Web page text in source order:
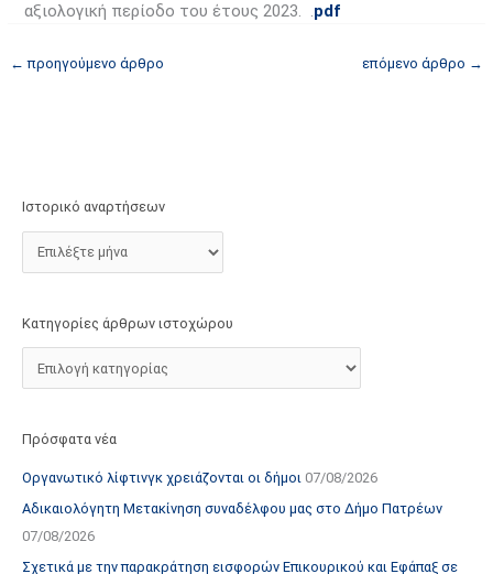
αξιολογική περίοδο του έτους 2023. .pdf
← προηγούμενο άρθρο επόμενο άρθρο →
Ιστορικό αναρτήσεων
ε
ν
Κατηγορίες άρθρων ιστοχώρου
ν
σ
ρ
ο
Πρόσφατα νέα
Οργανωτικό λίφτινγκ χρειάζονται οι δήμοι 07/08/2026
Αδικαιολόγητη Μετακίνηση συναδέλφου μας στο Δήμο Πατρέων
07/08/2026
Σχετικά με την παρακράτηση εισφορών Επικουρικού και Εφάπαξ σε